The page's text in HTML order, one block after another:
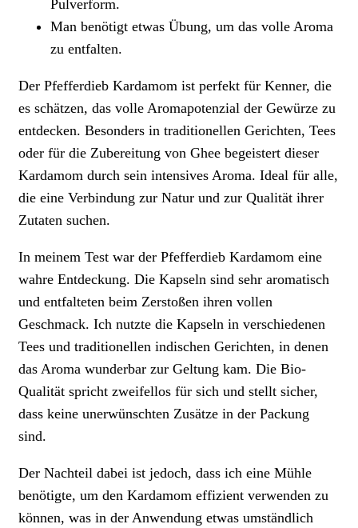
Pulverform.
Man benötigt etwas Übung, um das volle Aroma
zu entfalten.
Der Pfefferdieb Kardamom ist perfekt für Kenner, die
es schätzen, das volle Aromapotenzial der Gewürze zu
entdecken. Besonders in traditionellen Gerichten, Tees
oder für die Zubereitung von Ghee begeistert dieser
Kardamom durch sein intensives Aroma. Ideal für alle,
die eine Verbindung zur Natur und zur Qualität ihrer
Zutaten suchen.
In meinem Test war der Pfefferdieb Kardamom eine
wahre Entdeckung. Die Kapseln sind sehr aromatisch
und entfalteten beim Zerstoßen ihren vollen
Geschmack. Ich nutzte die Kapseln in verschiedenen
Tees und traditionellen indischen Gerichten, in denen
das Aroma wunderbar zur Geltung kam. Die Bio-
Qualität spricht zweifellos für sich und stellt sicher,
dass keine unerwünschten Zusätze in der Packung
sind.
Der Nachteil dabei ist jedoch, dass ich eine Mühle
benötigte, um den Kardamom effizient verwenden zu
können, was in der Anwendung etwas umständlich